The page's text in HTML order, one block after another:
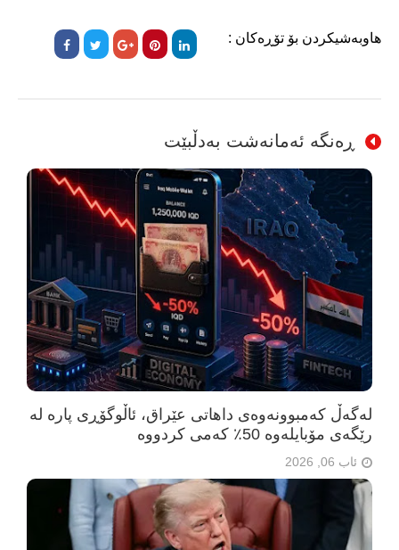
هاوبەشیکردن بۆ تۆڕەکان :
ڕەنگە ئەمانەشت بەدڵبێت
لەگەڵ کەمبوونەوەی داهاتی عێراق، ئاڵوگۆڕی پارە لە
رێگەی مۆبایلەوە 50٪ کەمی کردووە
ئاب 06, 2026